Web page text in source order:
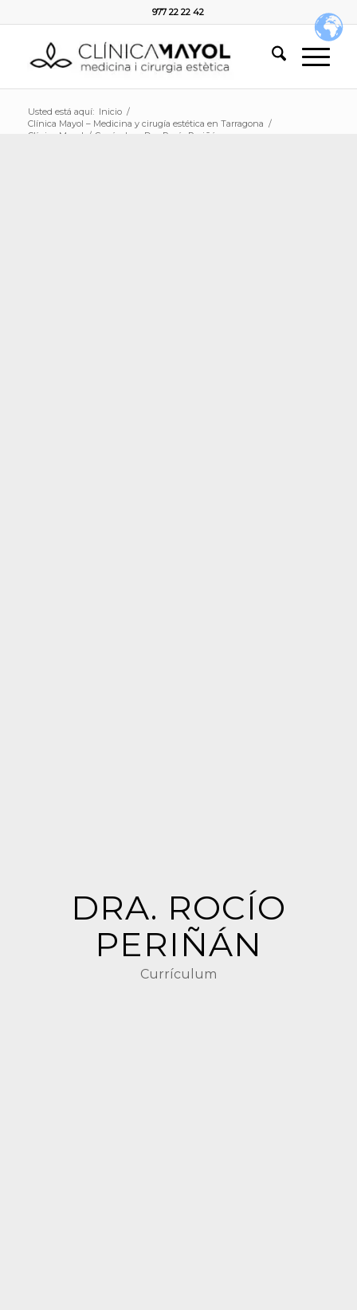
977 22 22 42
Usted está aquí: Inicio /
Clínica Mayol – Medicina y cirugía estética en Tarragona /
Clínica Mayol
/ Currículum Dra. Rocío Periñán
DRA. ROCÍO
PERIÑÁN
Currículum